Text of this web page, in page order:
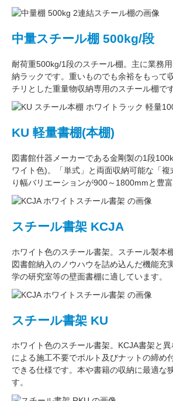
中量スチール棚 500kg/段
耐荷重500kg/1段のスチール棚。主に業務用
納ラックです。重いものでも余裕をもって
チリとした重量物収納専用のスチール棚です
KU 軽量書棚(本棚)
図書館什器メーカーである金剛製の1段
ワイト色)。
「単式」 と両面収納可能な 「複
り幅バリエーションが900～1800mmと豊
スチール書架 KCJA
ホワイト色のスチール書架。スチール製本
図書館納入のノウハウを詰め込んだ機能充
学の研究室等の壁面書棚に適しています。
スチール書架 KU
ホワイト色のスチール書架。KCJA書架と
による施工不要でボルト及びナットの締め
できる仕様です。本や書籍の収納に最適な
す。